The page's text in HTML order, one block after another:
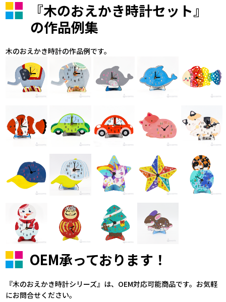
『木のおえかき時計セット』
の作品例集
木のおえかき時計の作品例です。
OEM承っております！
『木のおえかき時計シリーズ』は、OEM対応可能商品です。お気軽
にお問合せください。